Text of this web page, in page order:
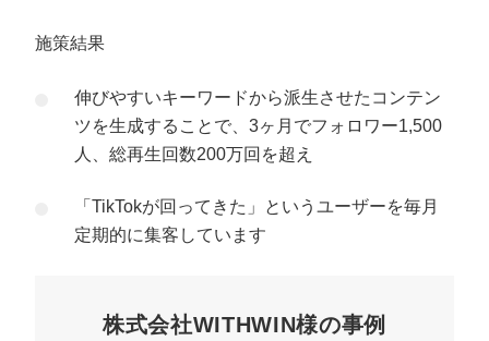
施策結果
伸びやすいキーワードから派生させたコンテン
ツを生成することで、3ヶ月でフォロワー1,500
人、総再生回数200万回を超え
「TikTokが回ってきた」というユーザーを毎月
定期的に集客しています
株式会社WITHWIN様の事例